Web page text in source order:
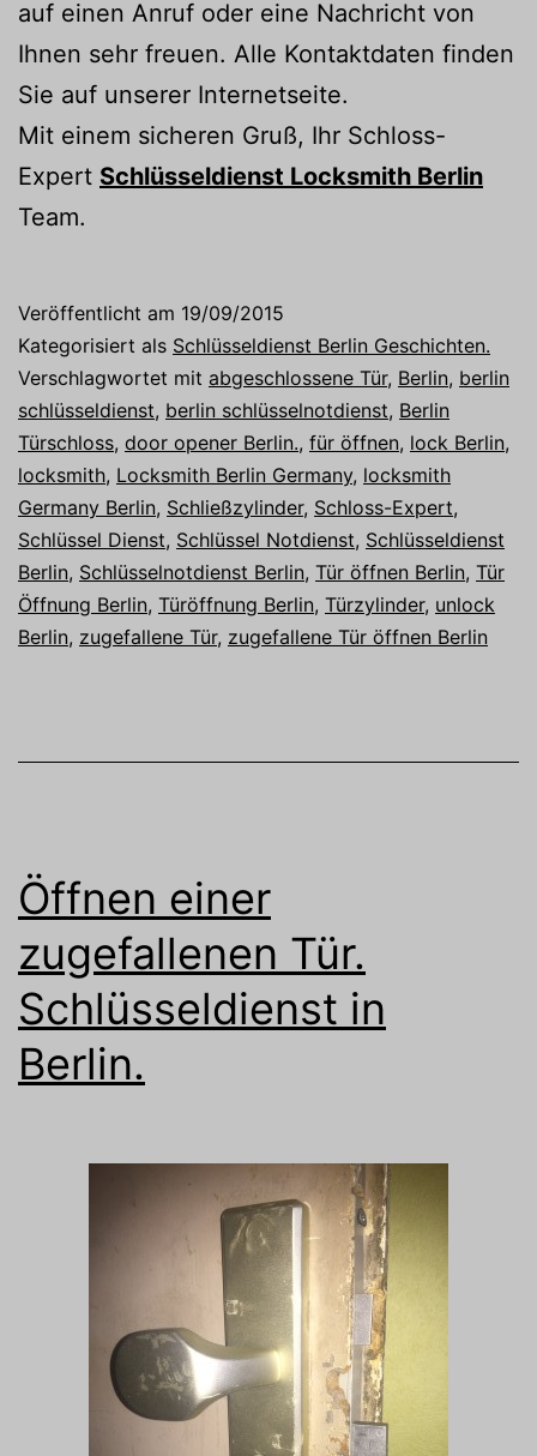
auf einen Anruf oder eine Nachricht von
Ihnen sehr freuen. Alle Kontaktdaten finden
Sie auf unserer Internetseite.
Mit einem sicheren Gruß, Ihr Schloss-
Expert Schlüsseldienst Locksmith Berlin
Team.
Veröffentlicht am 19/09/2015
Kategorisiert als Schlüsseldienst Berlin Geschichten.
Verschlagwortet mit abgeschlossene Tür, Berlin, berlin
schlüsseldienst, berlin schlüsselnotdienst, Berlin
Türschloss, door opener Berlin., für öffnen, lock Berlin,
locksmith, Locksmith Berlin Germany, locksmith
Germany Berlin, Schließzylinder, Schloss-Expert,
Schlüssel Dienst, Schlüssel Notdienst, Schlüsseldienst
Berlin, Schlüsselnotdienst Berlin, Tür öffnen Berlin, Tür
Öffnung Berlin, Türöffnung Berlin, Türzylinder, unlock
Berlin, zugefallene Tür, zugefallene Tür öffnen Berlin
Öffnen einer
zugefallenen Tür.
Schlüsseldienst in
Berlin.